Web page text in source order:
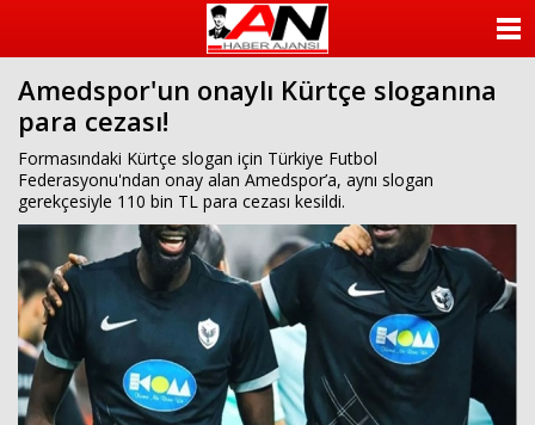
Amedspor'un onaylı Kürtçe sloganına
para cezası!
Formasındaki Kürtçe slogan için Türkiye Futbol
Federasyonu'ndan onay alan Amedspor’a, aynı slogan
gerekçesiyle 110 bin TL para cezası kesildi.
KATEGORİLER
FOTO GALERİ
VİDEO GALERİ
KÜNYE